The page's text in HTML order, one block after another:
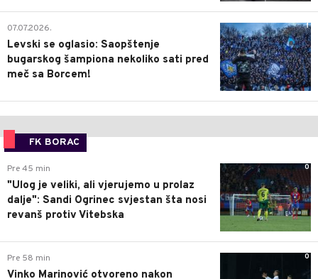
1
07.07.2026.
Levski se oglasio: Saopštenje
bugarskog šampiona nekoliko sati pred
meč sa Borcem!
FK BORAC
0
Pre 45 min
"Ulog je veliki, ali vjerujemo u prolaz
dalje": Sandi Ogrinec svjestan šta nosi
revanš protiv Vitebska
0
Pre 58 min
Vinko Marinović otvoreno nakon